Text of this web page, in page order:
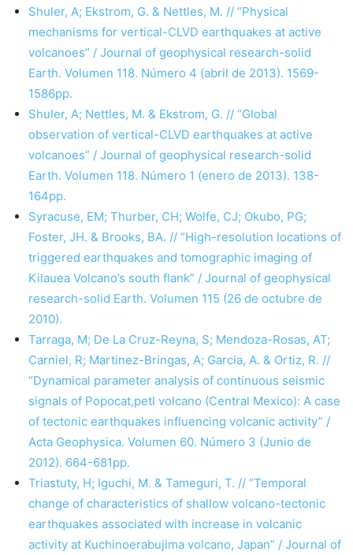
Shuler, A; Ekstrom, G. & Nettles, M. // “Physical
mechanisms for vertical-CLVD earthquakes at active
volcanoes” / Journal of geophysical research-solid
Earth. Volumen 118. Número 4 (abril de 2013). 1569-
1586pp.
Shuler, A; Nettles, M. & Ekstrom, G. // “Global
observation of vertical-CLVD earthquakes at active
volcanoes” / Journal of geophysical research-solid
Earth. Volumen 118. Número 1 (enero de 2013). 138-
164pp.
Syracuse, EM; Thurber, CH; Wolfe, CJ; Okubo, PG;
Foster, JH. & Brooks, BA. // “High-resolution locations of
triggered earthquakes and tomographic imaging of
Kilauea Volcano’s south flank” / Journal of geophysical
research-solid Earth. Volumen 115 (26 de octubre de
2010).
Tarraga, M; De La Cruz-Reyna, S; Mendoza-Rosas, AT;
Carniel, R; Martinez-Bringas, A; Garcia, A. & Ortiz, R. //
“Dynamical parameter analysis of continuous seismic
signals of Popocat,petl volcano (Central Mexico): A case
of tectonic earthquakes influencing volcanic activity” /
Acta Geophysica. Volumen 60. Número 3 (Junio de
2012). 664-681pp.
Triastuty, H; Iguchi, M. & Tameguri, T. // “Temporal
change of characteristics of shallow volcano-tectonic
earthquakes associated with increase in volcanic
activity at Kuchinoerabujima volcano, Japan” / Journal of